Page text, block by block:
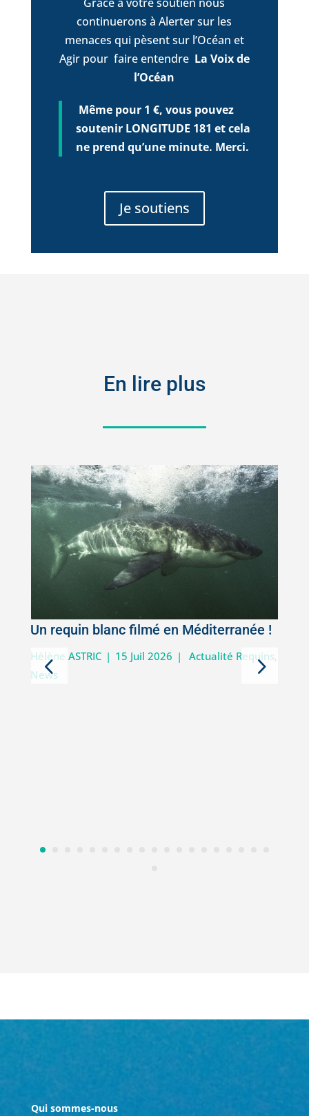
continuerons à Alerter sur les
menaces qui pèsent sur l’Océan et
Agir pour faire entendre La Voix de
l’Océan
Même pour 1 €, vous pouvez
soutenir LONGITUDE 181 et cela
ne prend qu’une minute. Merci.
Je soutiens
En lire plus
Un requin blanc filmé en Méditerranée !
Hélène ASTRIC | 15 Juil 2026 | Actualité Requins,
News
Qui sommes-nous